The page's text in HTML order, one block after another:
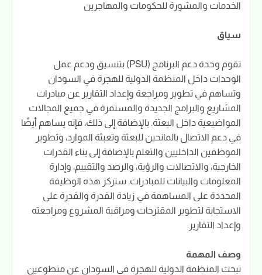
الخدمات والمشورة للحكومات والمهاجرين
سياق
تقوم وحدة دعم البرنامج (PSU) بتنسيق ودعم عمل
الوحدات داخل المنظمة الدولية للهجرة في السودان
وتساهم في تطوير ومراجعة وإعداد التقارير عن مبادرات
المشاريع والبرامج الجديدة والمستمرة في جميع المجالات
المواضيعية داخل البعثة. بالإضافة إلى ذلك، فإنه يساهم أيضًا
في دعم الاتصال بالمانحين للبعثة وتعبئة الموارد، وتطوير
الموظفين الداخليين والتعلم بالإضافة إلى بناء القدرات
الخارجية، والاتصالات والرؤية، والرصد والتقييم، وإدارة
المعلومات والبيانات للمبادرات. ستركز هذه الوظيفة
المحددة على المساهمة في زيادة القدرة والقدرة على
الاستجابة لتطوير المقترحات ومراقبة المشروع ومراجعته
وإعداد التقارير.
وصف المهمة
تبحث المنظمة الدولية للهجرة في السودان عن متطوعين